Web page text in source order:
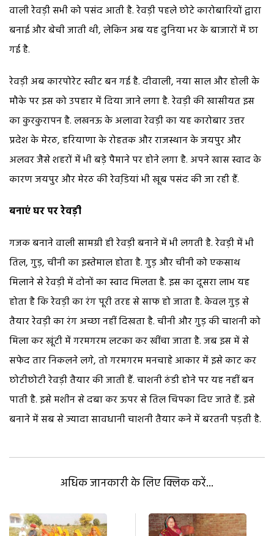
वाली रेवड़ी सभी को पसंद आती है. रेवड़ी पहले छोटे कारोबारियों द्वारा
बनाई और बेची जाती थी, लेकिन अब यह दुनिया भर के बाजारों में छा
गई है.
रेवड़ी अब कारपोरेट स्वीट बन गई है. दीवाली, नया साल और होली के
मौके पर इस को उपहार में दिया जाने लगा है. रेवड़ी की खासीयत इस
का कुरकुरापन है. लखनऊ के अलावा रेवड़ी का यह कारोबार उत्तर
प्रदेश के मेरठ, हरियाणा के रोहतक और राजस्थान के जयपुर और
अलवर जैसे शहरों में भी बड़े पैमाने पर होने लगा है. अपने खास स्वाद के
कारण जयपुर और मेरठ की रेवडि़यां भी खूब पसंद की जा रही हैं.
बनाएं घर पर रेवड़ी
गजक बनाने वाली सामग्री ही रेवड़ी बनाने में भी लगती है. रेवड़ी में भी
तिल, गुड़, चीनी का इस्तेमाल होता है. गुड़ और चीनी को एकसाथ
मिलाने से रेवड़ी में दोनों का स्वाद मिलता है. इस का दूसरा लाभ यह
होता है कि रेवड़ी का रंग पूरी तरह से साफ हो जाता है. केवल गुड़ से
तैयार रेवड़ी का रंग अच्छा नहीं दिखता है. चीनी और गुड़ की चाशनी को
मिला कर खूंटी में गरमगरम लटका कर खींचा जाता है. जब इस में से
सफेद तार निकलने लगे, तो गरमगरम मनचाहे आकार में इसे काट कर
छोटीछोटी रेवड़ी तैयार की जाती हैं. चाशनी ठंडी होने पर यह नहीं बन
पाती है. इसे मशीन से दबा कर ऊपर से तिल चिपका दिए जाते हैं. इसे
बनाने में सब से ज्यादा सावधानी चाशनी तैयार कने में बरतनी पड़ती है.
अधिक जानकारी के लिए क्लिक करें...